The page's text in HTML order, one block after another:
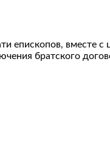
епископов, вместе с
братского